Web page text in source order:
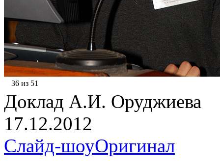
36 из 51
Доклад А.И. Оруджиева
17.12.2012
Слайд-шоуОригинал